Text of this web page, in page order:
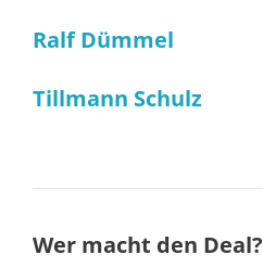
Ralf Dümmel
Tillmann Schulz
Wer macht den Deal?